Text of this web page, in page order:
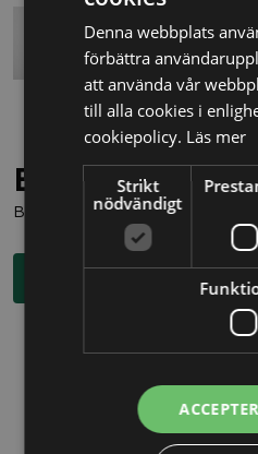
Behöver du
Boka en kostnadsfri
Denna webbplats
förbättra
att använda vår
till alla cookies i
cookiepolicy. Läs mer
Strikt
nödvändigt